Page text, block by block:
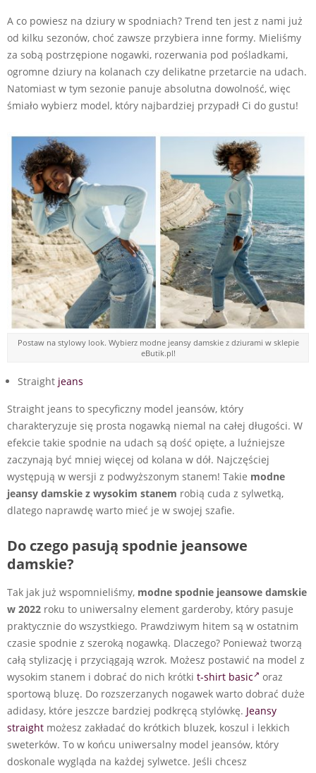
A co powiesz na dziury w spodniach? Trend ten jest z nami już
od kilku sezonów, choć zawsze przybiera inne formy. Mieliśmy
za sobą postrzępione nogawki, rozerwania pod pośladkami,
ogromne dziury na kolanach czy delikatne przetarcie na udach.
Natomiast w tym sezonie panuje absolutna dowolność, więc
śmiało wybierz model, który najbardziej przypadł Ci do gustu!
Postaw na stylowy look. Wybierz modne jeansy damskie z dziurami w sklepie
eButik.pl!
Straight jeans
Straight jeans to specyficzny model jeansów, który
charakteryzuje się prosta nogawką niemal na całej długości. W
efekcie takie spodnie na udach są dość opięte, a luźniejsze
zaczynają być mniej więcej od kolana w dół. Najczęściej
występują w wersji z podwyższonym stanem! Takie modne
jeansy damskie z wysokim stanem robią cuda z sylwetką,
dlatego naprawdę warto mieć je w swojej szafie.
Do czego pasują spodnie jeansowe
damskie?
Tak jak już wspomnieliśmy, modne spodnie jeansowe damskie
w 2022 roku to uniwersalny element garderoby, który pasuje
praktycznie do wszystkiego. Prawdziwym hitem są w ostatnim
czasie spodnie z szeroką nogawką. Dlaczego? Ponieważ tworzą
całą stylizację i przyciągają wzrok. Możesz postawić na model z
wysokim stanem i dobrać do nich krótki t-shirt basic
oraz
sportową bluzę. Do rozszerzanych nogawek warto dobrać duże
adidasy, które jeszcze bardziej podkręcą stylówkę. Jeansy
straight możesz zakładać do krótkich bluzek, koszul i lekkich
sweterków. To w końcu uniwersalny model jeansów, który
doskonale wygląda na każdej sylwetce. Jeśli chcesz